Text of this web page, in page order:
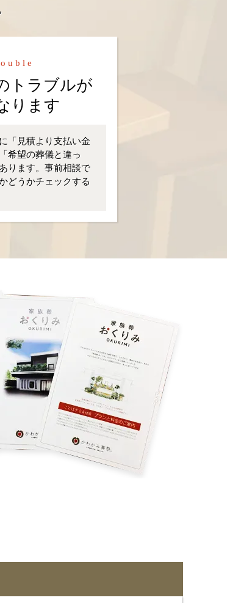
トラブルが
ります
「見積より支払い金
希望の葬儀と違っ
ります。事前相談で
どうかチェックする